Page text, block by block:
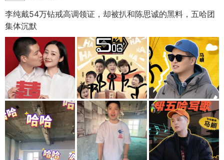
李纯戴54万钻戒高调领证，却被扒和陈思诚的黑料，五哈团
集体沉默